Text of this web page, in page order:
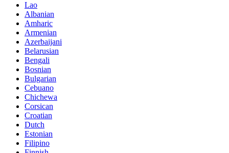
Lao
Albanian
Amharic
Armenian
Azerbaijani
Belarusian
Bengali
Bosnian
Bulgarian
Cebuano
Chichewa
Corsican
Croatian
Dutch
Estonian
Filipino